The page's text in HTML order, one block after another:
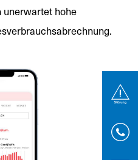
unerwartet hohe